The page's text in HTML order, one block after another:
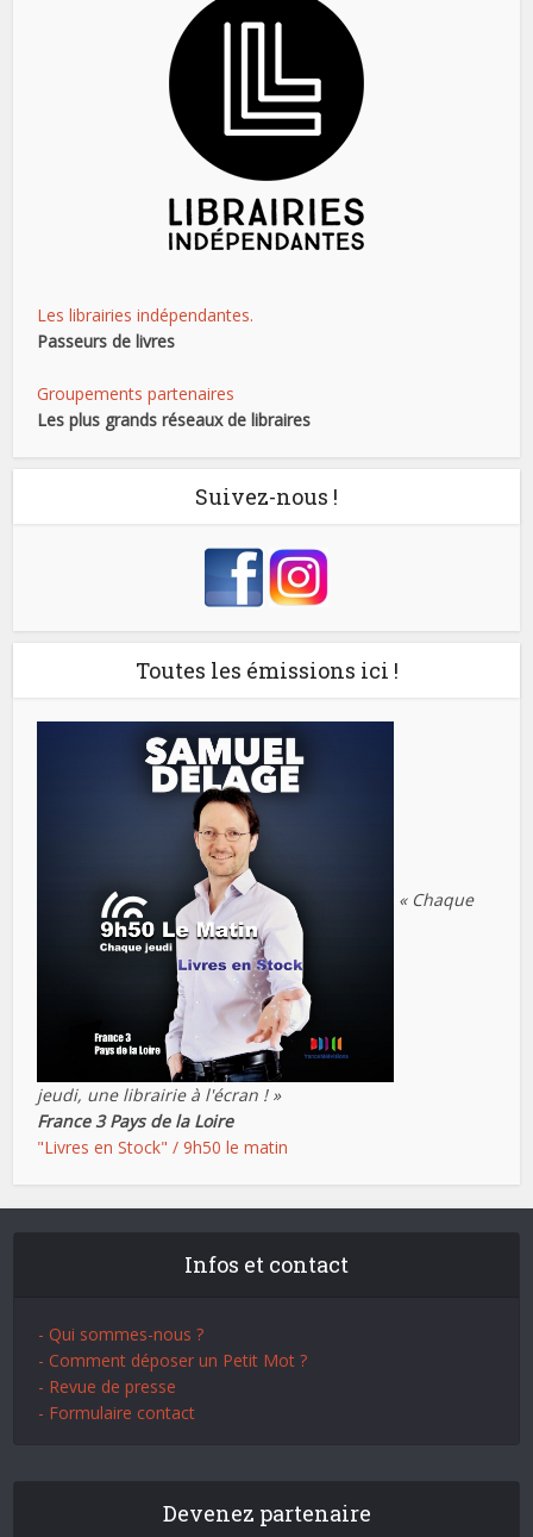
Les librairies indépendantes.
Passeurs de livres
Groupements partenaires
Les plus grands réseaux de libraires
Suivez-nous !
Toutes les émissions ici !
« Chaque
jeudi, une librairie à l'écran ! »
France 3 Pays de la Loire
"Livres en Stock" / 9h50 le matin
Infos et contact
- Qui sommes-nous ?
- Comment déposer un Petit Mot ?
- Revue de presse
- Formulaire contact
Devenez partenaire